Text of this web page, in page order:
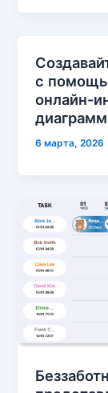
с
онлайн-
6 марта, 2026